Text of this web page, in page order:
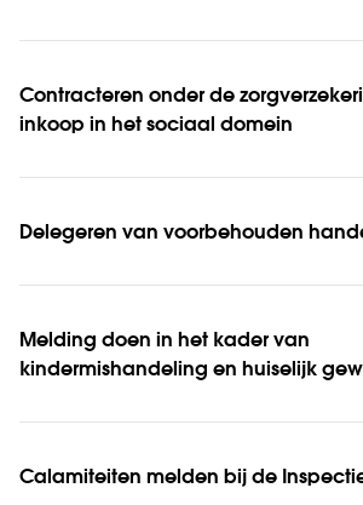
Contracteren onder de
inkoop in het sociaal domein
Delegeren van voorbehouden
Melding doen in het kader van
kindermishandeling en huiselijk
Calamiteiten melden bij de